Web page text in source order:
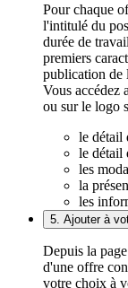
Pour chaque
l'intitulé du
durée de
premiers
publication de
Vous accédez
ou sur le logo
le détail
le détail
les
la
les
5. Ajouter à
Depuis la
d'une offre
votre choix à